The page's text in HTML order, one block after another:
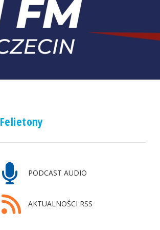
Felietony
PODCAST AUDIO
AKTUALNOŚCI RSS